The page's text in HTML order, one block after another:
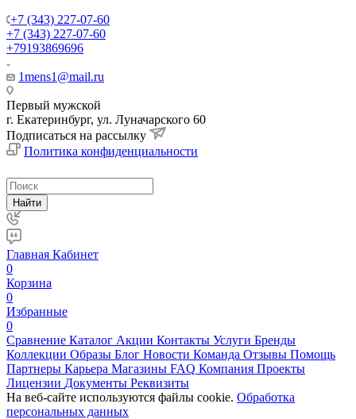
+7 (343) 227-07-60
+7 (343) 227-07-60
+79193869696
1mens1@mail.ru
Первый мужской
г. Екатеринбург, ул. Луначарского 60
Подписаться на рассылку
Политика конфиденциальности
Найти
Главная Кабинет
0
Корзина
0
Избранные
0
Сравнение Каталог Акции Контакты Услуги Бренды
Коллекции Образы Блог Новости Команда Отзывы Помощь
Партнеры Карьера Магазины FAQ Компания Проекты
Лицензии Документы Реквизиты
На веб-сайте используются файлы cookie. Обработка
персональных данных